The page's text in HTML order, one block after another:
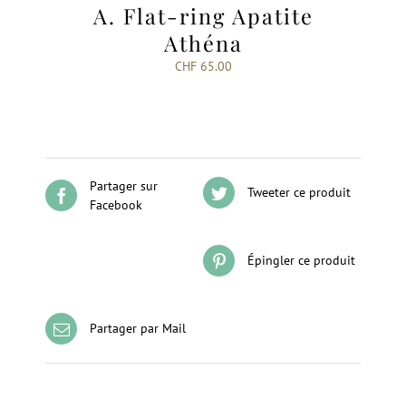
A. Flat-ring Apatite
Athéna
CHF65.00
Partager sur
Facebook
Tweeter ce produit
Épingler ce produit
Partager par Mail